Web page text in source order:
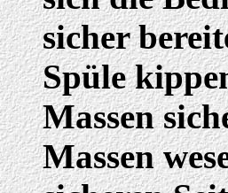
sicher
Spüle
Massen
Massen